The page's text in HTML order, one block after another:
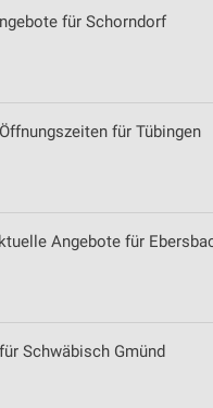
für Schorndorf
für Tübingen
Angebote für
Schwäbisch Gmünd